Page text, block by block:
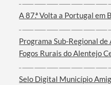
Categorias gerais
A 87.ª Volta a Portugal em
Programa Sub-Regional
Fogos Rurais do Alentejo
Selo Digital Município